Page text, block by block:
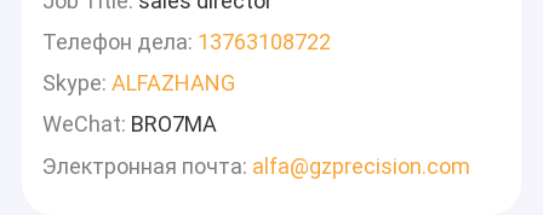
Телефон дела: 13763108722
Skype: ALFAZHANG
WeChat: BRO7MA
Электронная почта: alfa@gzprecision.com